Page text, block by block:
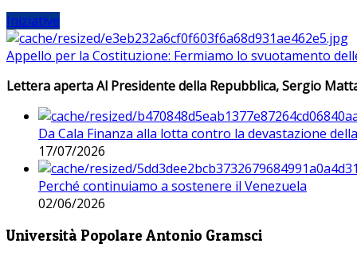
Iniziative
Appello per la Costituzione: Fermiamo lo svuotamento
Lettera aperta Al Presidente della Repubblica, Sergio
Da Cala Finanza alla lotta contro la devastazione
17/07/2026
Perché continuiamo a sostenere il Venezuela
02/06/2026
Università Popolare Antonio Gramsci